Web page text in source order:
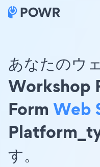
あなたのウ
Workshop
Form Web
す。